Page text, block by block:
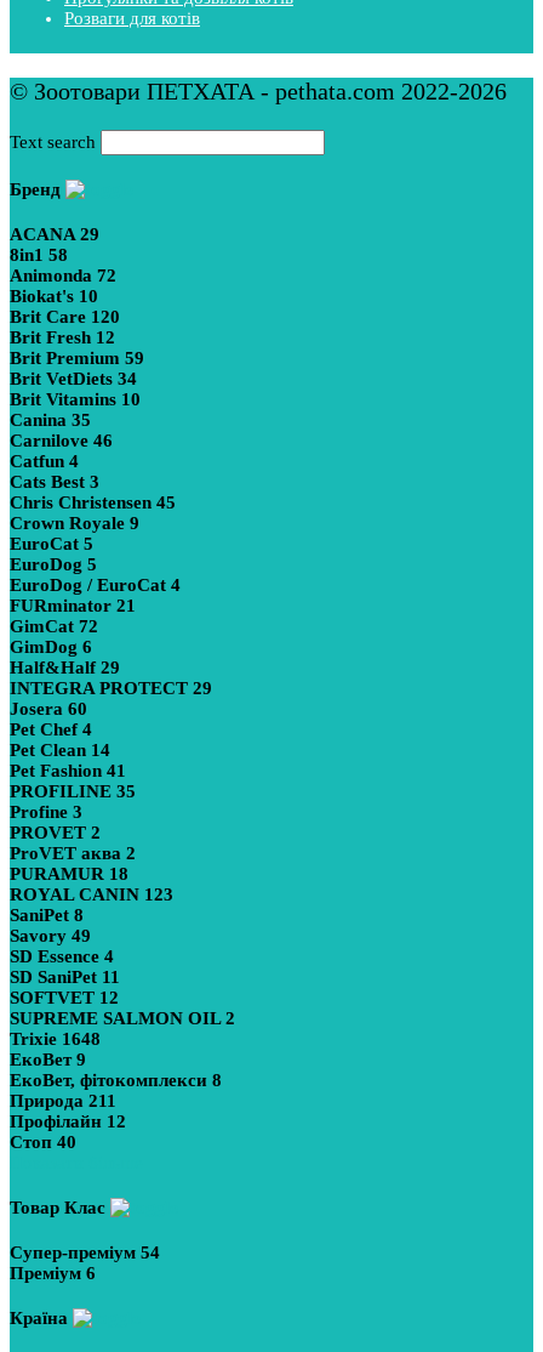
Розваги для котів
© Зоотовари ПЕТХАТА - pethata.com 2022-2026
Text search
Бренд
ACANA 29
8in1 58
Animonda 72
Biokat's 10
Brit Care 120
Brit Fresh 12
Brit Premium 59
Brit VetDiets 34
Brit Vitamins 10
Canina 35
Carnilove 46
Catfun 4
Cats Best 3
Chris Christensen 45
Crown Royale 9
EuroCat 5
EuroDog 5
EuroDog / EuroCat 4
FURminator 21
GimCat 72
GimDog 6
Half&Half 29
INTEGRA PROTECT 29
Josera 60
Pet Chef 4
Pet Clean 14
Pet Fashion 41
PROFILINE 35
Profine 3
PROVET 2
ProVET аква 2
PURAMUR 18
ROYAL CANIN 123
SaniPet 8
Savory 49
SD Essence 4
SD SaniPet 11
SOFTVET 12
SUPREME SALMON OIL2
Trixie 1648
ЕкоВет9
ЕкоВет, фітокомплекси 8
Природа 211
Профілайн 12
Стоп 40
Товар Клас
Супер-преміум 54
Преміум 6
Країна